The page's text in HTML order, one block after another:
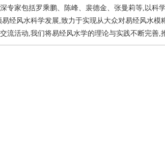
专家包括罗乘鹏、陈峰、裴德金、张曼莉等,以科
经风水科学发展,致力于实现从大众对易经风水模
流活动,我们将易经风水学的理论与实践不断完善,